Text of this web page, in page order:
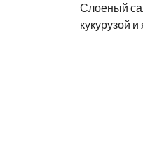
Слоеный
кукурузой